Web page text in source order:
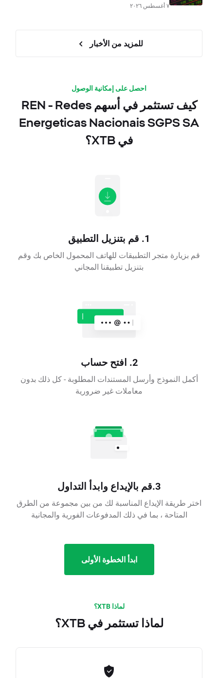
٧ أغسطس ٢٠٢٦
للمزيد من الأخبار
احصل على إمكانية الوصول
كيف تستثمر في أسهم REN - Redes
Energeticas Nacionais SGPS SA
في XTB؟
1. قم بتنزيل التطبيق
قم بزيارة متجر التطبيقات للهاتف المحمول الخاص بك وقم
بتنزيل تطبيقنا المجاني
2. افتح حساب
أكمل النموذج وأرسل المستندات المطلوبة - كل ذلك بدون
معاملات غير ضرورية
3.قم بالإيداع وابدأ التداول
اختر طريقة الإيداع المناسبة لك من بين مجموعة من الطرق
المتاحة ، بما في ذلك المدفوعات الفورية والمجانية
ابدأ الخطوة الأولى
لماذا XTB؟
لماذا تستثمر في XTB؟